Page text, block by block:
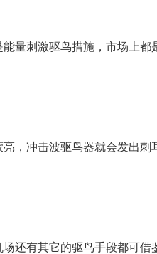
量刺激驱鸟措施，市场上都
，冲击波驱鸟器就会发出
还有其它的驱鸟手段都可